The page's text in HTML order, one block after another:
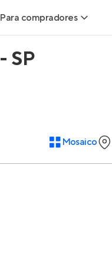
Para compradores
Buscar um imóvel novo
Correção do INCC
SP
Mosaico